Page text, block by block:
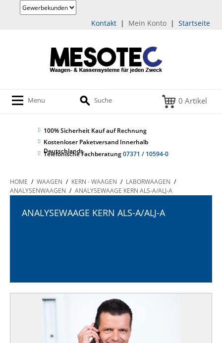
Startseite
|
Mein Konto
|
Kontakt
Menu Suche 0 Artikel
100% Sicherheit Kauf auf Rechnung
Kostenloser Paketversand Innerhalb
Deutschlands
Telefonische Fachberatung07371 / 10594-0
HOME / WAAGEN / KERN - WAAGEN / LABORWAAGEN /
ANALYSENWAAGEN / ANALYSEWAAGE KERN ALS-A/ALJ-A
ANALYSEWAAGE KERN ALS-A/ALJ-A